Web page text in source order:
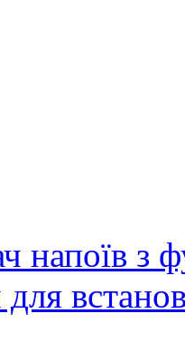
напоїв з
для